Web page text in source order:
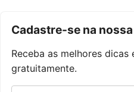
Cadastre-se na
Receba as melhores dicas
gratuitamente.